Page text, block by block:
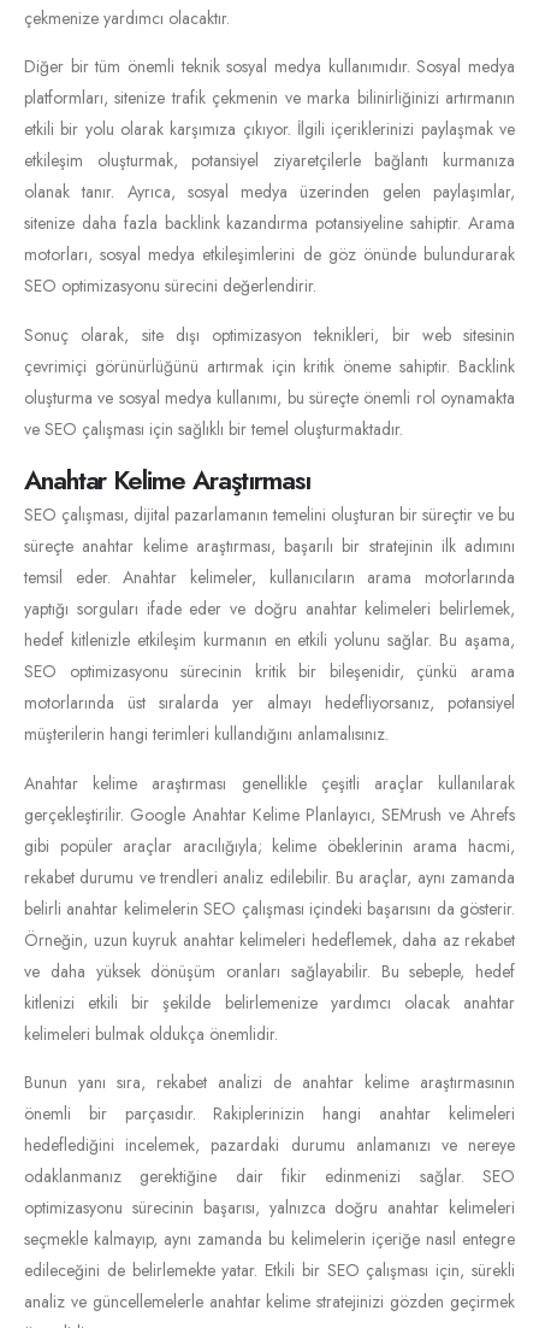
çekmenize yardımcı olacaktır.
Diğer bir tüm önemli teknik sosyal medya kullanımıdır. Sosyal medya
platformları, sitenize trafik çekmenin ve marka bilinirliğinizi artırmanın
etkili bir yolu olarak karşımıza çıkıyor. İlgili içeriklerinizi paylaşmak ve
etkileşim oluşturmak, potansiyel ziyaretçilerle bağlantı kurmanıza
olanak tanır. Ayrıca, sosyal medya üzerinden gelen paylaşımlar,
sitenize daha fazla backlink kazandırma potansiyeline sahiptir. Arama
motorları, sosyal medya etkileşimlerini de göz önünde bulundurarak
SEO optimizasyonu sürecini değerlendirir.
Sonuç olarak, site dışı optimizasyon teknikleri, bir web sitesinin
çevrimiçi görünürlüğünü artırmak için kritik öneme sahiptir. Backlink
oluşturma ve sosyal medya kullanımı, bu süreçte önemli rol oynamakta
ve SEO çalışması için sağlıklı bir temel oluşturmaktadır.
Anahtar Kelime Araştırması
SEO çalışması, dijital pazarlamanın temelini oluşturan bir süreçtir ve bu
süreçte anahtar kelime araştırması, başarılı bir stratejinin ilk adımını
temsil eder. Anahtar kelimeler, kullanıcıların arama motorlarında
yaptığı sorguları ifade eder ve doğru anahtar kelimeleri belirlemek,
hedef kitlenizle etkileşim kurmanın en etkili yolunu sağlar. Bu aşama,
SEO optimizasyonu sürecinin kritik bir bileşenidir, çünkü arama
motorlarında üst sıralarda yer almayı hedefliyorsanız, potansiyel
müşterilerin hangi terimleri kullandığını anlamalısınız.
Anahtar kelime araştırması genellikle çeşitli araçlar kullanılarak
gerçekleştirilir. Google Anahtar Kelime Planlayıcı, SEMrush ve Ahrefs
gibi popüler araçlar aracılığıyla; kelime öbeklerinin arama hacmi,
rekabet durumu ve trendleri analiz edilebilir. Bu araçlar, aynı zamanda
belirli anahtar kelimelerin SEO çalışması içindeki başarısını da gösterir.
Örneğin, uzun kuyruk anahtar kelimeleri hedeflemek, daha az rekabet
ve daha yüksek dönüşüm oranları sağlayabilir. Bu sebeple, hedef
kitlenizi etkili bir şekilde belirlemenize yardımcı olacak anahtar
kelimeleri bulmak oldukça önemlidir.
Bunun yanı sıra, rekabet analizi de anahtar kelime araştırmasının
önemli bir parçasıdır. Rakiplerinizin hangi anahtar kelimeleri
hedeflediğini incelemek, pazardaki durumu anlamanızı ve nereye
odaklanmanız gerektiğine dair fikir edinmenizi sağlar. SEO
optimizasyonu sürecinin başarısı, yalnızca doğru anahtar kelimeleri
seçmekle kalmayıp, aynı zamanda bu kelimelerin içeriğe nasıl entegre
edileceğini de belirlemekte yatar. Etkili bir SEO çalışması için, sürekli
analiz ve güncellemelerle anahtar kelime stratejinizi gözden geçirmek